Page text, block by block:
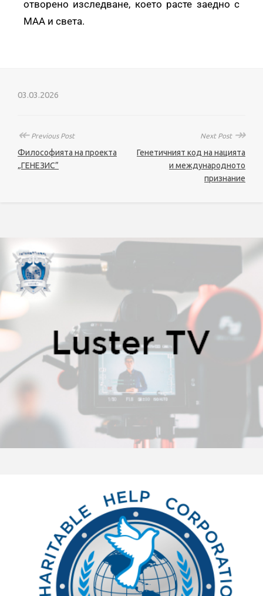
отворено изследване, което расте заедно с
МАА и света.
03.03.2026
↞Previous Post
Философията на проекта
„ГЕНЕЗИС”
Next Post ↠
Генетичният код на нацията
и международното
признание